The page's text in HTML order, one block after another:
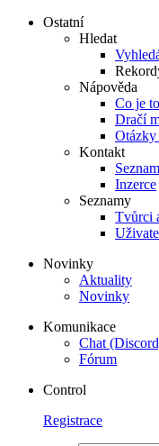
Ostatní
Hledat
Nápověda
Co je
Dračí
Otázky
Kontakt
Inzerce
Seznamy
Tvůrci
Novinky
Aktuality
Novinky
Komunikace
Chat
Fórum
Control
Registrace